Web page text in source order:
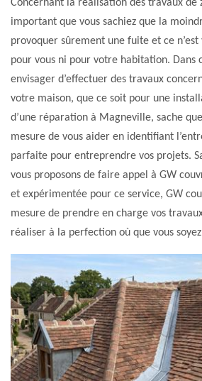
Concernant la réalisation des travaux de
important que vous sachiez que la
provoquer sûrement une fuite et ce
pour vous ni pour votre habitation. Dans
envisager d’effectuer des travaux
votre maison, que ce soit pour une
d’une réparation à Magneville, sache
mesure de vous aider en identifiant
parfaite pour entreprendre vos projets.
vous proposons de faire appel à GW
et expérimentée pour ce service, GW
mesure de prendre en charge vos
réaliser à la perfection où que vous